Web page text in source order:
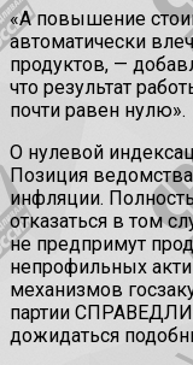
«А повышение
автоматически
продуктов, —
что результат
почти равен нулю».
О нулевой
Позиция
инфляции.
отказаться в том
не предпримут
непрофильных
механизмов
партии
дожидаться